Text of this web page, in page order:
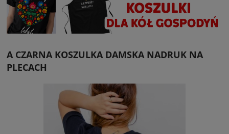
A CZARNA KOSZULKA DAMSKA NADRUK NA
PLECACH